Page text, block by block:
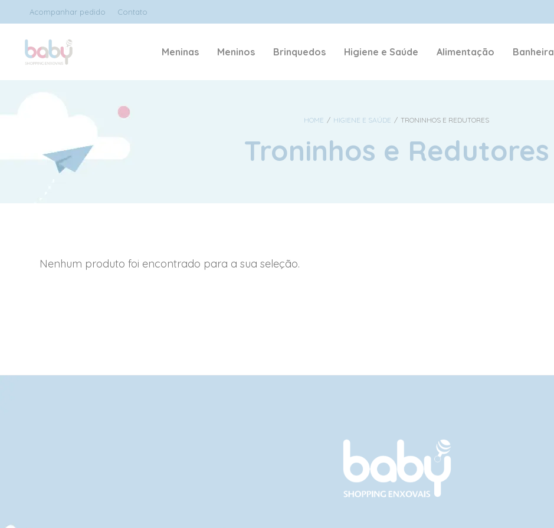
Acompanhar pedido Contato
LEMBRE-ME ACESSAR
Meninas Meninos Brinquedos Higiene e Saúde Alimentação Banheira
HOME / HIGIENE E SAÚDE / TRONINHOS E REDUTORES
Troninhos e Redutores
Nenhum produto foi encontrado para a sua seleção.